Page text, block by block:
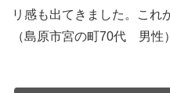
リ感も出てきました。こ
（島原市宮の町70代 男性）